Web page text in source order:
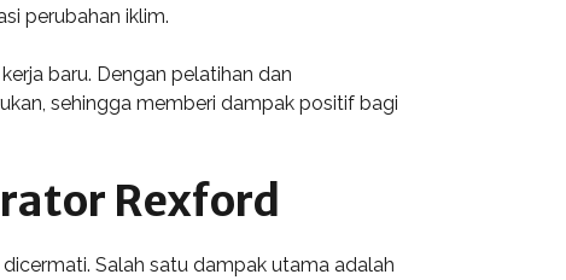
perubahan iklim.
baru. Dengan pelatihan dan
sehingga memberi dampak positif bagi
Rexford
Salah satu dampak utama adalah